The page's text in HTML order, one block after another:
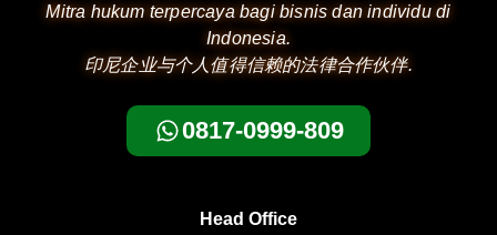
Mitra hukum terpercaya bagi bisnis dan individu di
Indonesia.
印尼企业与个人值得信赖的法律合作伙伴.
0817-0999-809
Head Office